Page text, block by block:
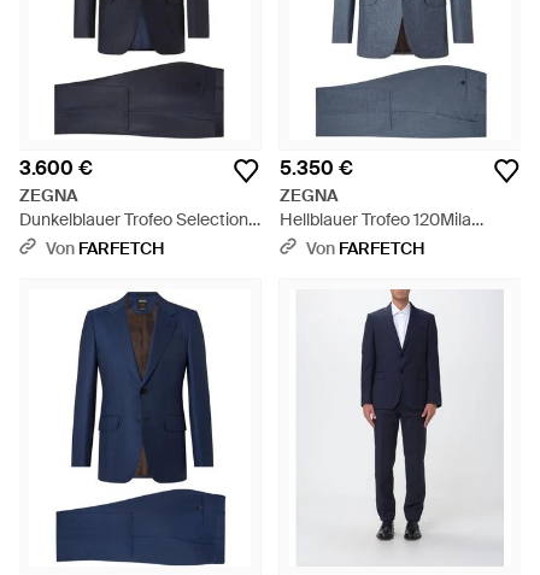
3.600 €
ZEGNA
Dunkelblauer Trofeo Selection
Wollanzug
Von FARFETCH
5.350 €
ZEGNA
Hellblauer Trofeo 120Mila
Wollanzug
Von FARFETCH